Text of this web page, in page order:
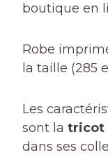
boutique en
Robe
la taille (285
Les
sont la tricot
dans ses